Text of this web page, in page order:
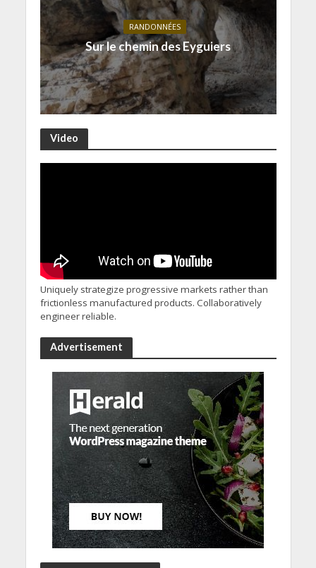
RANDONNÉES
Sur le chemin des Eyguiers
Video
Uniquely strategize progressive markets rather than
frictionless manufactured products. Collaboratively
engineer reliable.
Advertisement